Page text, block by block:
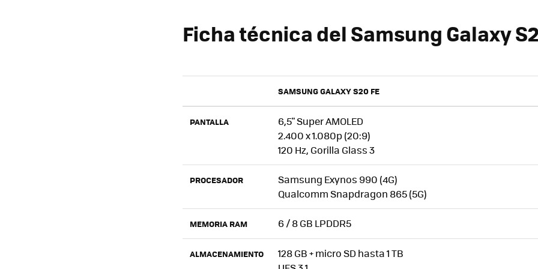
Ficha técnica del Samsung Galaxy
SAMSUNG GALAXY S20 FE
PANTALLA
6,5" Super AMOLED
2.400 x 1.080p (20:9)
120 Hz, Gorilla Glass 3
PROCESADOR
Samsung Exynos 990 (4G)
Qualcomm Snapdragon 865 (5G)
MEMORIA RAM 6 / 8 GB LPDDR5
ALMACENAMIENTO
128 GB + micro SD hasta 1 TB